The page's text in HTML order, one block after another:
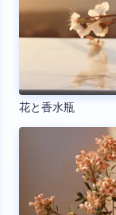
花と香水瓶